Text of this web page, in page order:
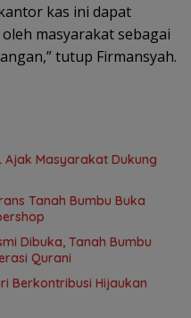
kas ini dapat
masyarakat sebagai
tutup Firmansyah.
Ajak Masyarakat Dukung
Tanah Bumbu Buka
Dibuka, Tanah Bumbu
Qurani
Berkontribusi Hijaukan